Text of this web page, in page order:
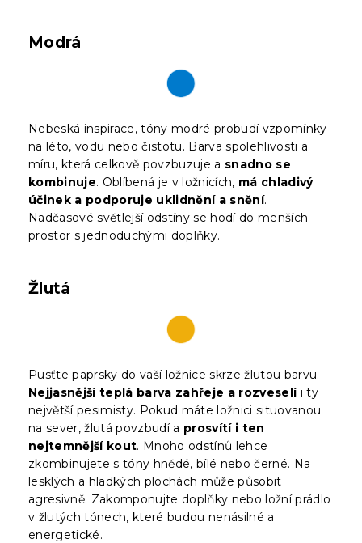
Modrá
Nebeská inspirace, tóny modré probudí vzpomínky
na léto, vodu nebo čistotu. Barva spolehlivosti a
míru, která celkově povzbuzuje a snadno se
kombinuje. Oblíbená je v ložnicích, má chladivý
účinek a podporuje uklidnění a snění.
Nadčasové světlejší odstíny se hodí do menších
prostor s jednoduchými doplňky.
Žlutá
Pusťte paprsky do vaší ložnice skrze žlutou barvu.
Nejjasnější teplá barva zahřeje a rozveselíi ty
největší pesimisty. Pokud máte ložnici situovanou
na sever, žlutá povzbudí a prosvítí i ten
nejtemnější kout. Mnoho odstínů lehce
zkombinujete s tóny hnědé, bílé nebo černé. Na
lesklých a hladkých plochách může působit
agresivně. Zakomponujte doplňky nebo ložní prádlo
v žlutých tónech, které budou nenásilné a
energetické.